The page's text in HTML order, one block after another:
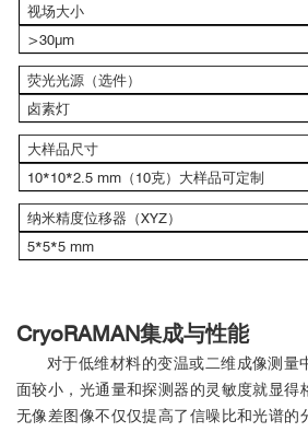
视场大小
>30μm
荧光光源（选件）
卤素灯
大样品尺寸
10*10*2.5 mm（10克）大样品可定制
纳米精度位移器（XYZ）
5*5*5 mm
CryoRAMAN集成与性能
对于低维材料的变温或二维成像测量
面较小，光通量和探测器的灵敏度就显得
无像差图像不仅仅提高了信噪比和光谱的